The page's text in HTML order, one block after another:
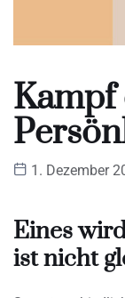
Kampf
1. Dezember
Eines
ist nicht